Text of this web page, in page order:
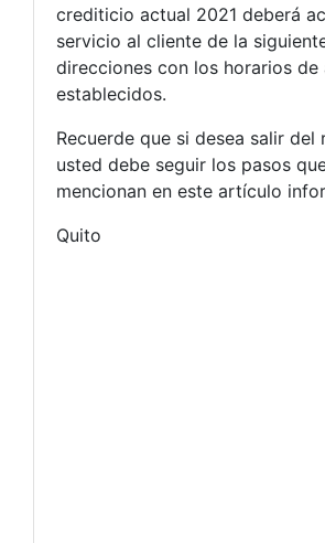
crediticio actual 2021 deberá
servicio al cliente de la
direcciones con los horarios de
establecidos.
Recuerde que si desea salir del
usted debe seguir los pasos
mencionan en este artículo
Quito